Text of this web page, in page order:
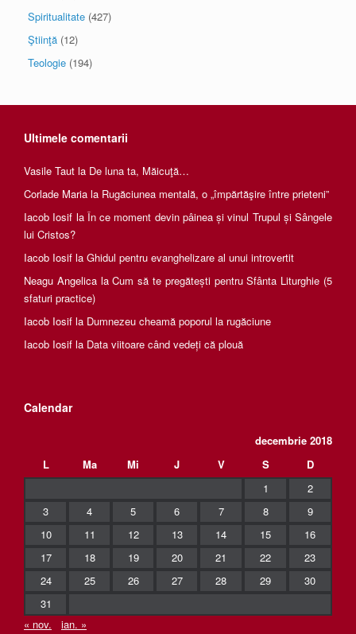
Spiritualitate (427)
Ştiinţă (12)
Teologie (194)
Ultimele comentarii
Vasile Taut la De luna ta, Măicuţă…
Corlade Maria la Rugăciunea mentală, o „împărtăşire între prieteni”
Iacob Iosif la În ce moment devin pâinea și vinul Trupul și Sângele
lui Cristos?
Iacob Iosif la Ghidul pentru evanghelizare al unui introvertit
Neagu AngelicalaCum să te pregătești pentru Sfânta Liturghie (5
sfaturi practice)
Iacob Iosif la Dumnezeu cheamă poporul la rugăciune
Iacob Iosif la Data viitoare când vedeți că plouă
Calendar
decembrie 2018
L
Ma Mi J V S
D
1
2
3
4 5 6 7 8
9
10
11 12 13 14 15
16
17
18 19 20 21 22
23
24
25 26 27 28 29
30
31
« nov.
ian. »